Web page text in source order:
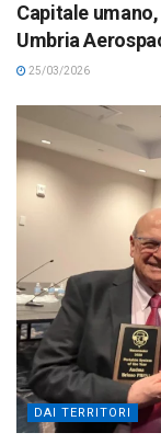
Capitale
Umbria
25/03/2026
DAI TERRITORI